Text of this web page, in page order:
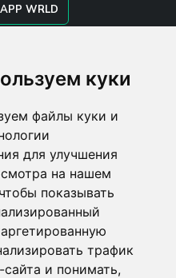
куки
файлы куки и
для улучшения
на нашем
показывать
трафик
и понимать,
WRLD
B2B